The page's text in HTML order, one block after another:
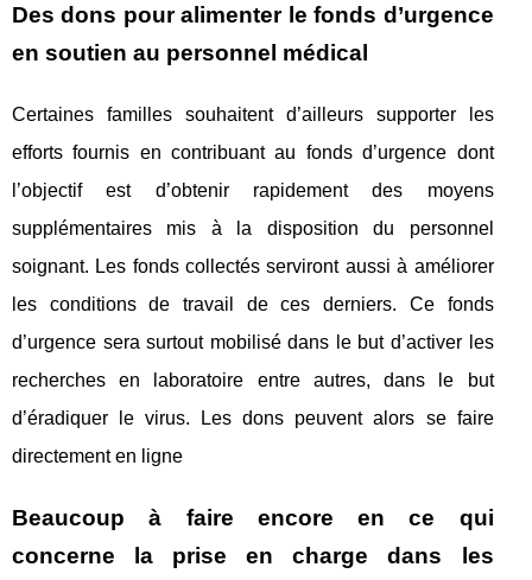
Des dons pour alimenter le fonds d’urgence
en soutien au personnel médical
Certaines familles souhaitent d’ailleurs supporter les
efforts fournis en contribuant au fonds d’urgence dont
l’objectif est d’obtenir rapidement des moyens
supplémentaires mis à la disposition du personnel
soignant. Les fonds collectés serviront aussi à améliorer
les conditions de travail de ces derniers. Ce fonds
d’urgence sera surtout mobilisé dans le but d’activer les
recherches en laboratoire entre autres, dans le but
d’éradiquer le virus. Les dons peuvent alors se faire
directement en ligne
Beaucoup à faire encore en ce qui
concerne la prise en charge dans les